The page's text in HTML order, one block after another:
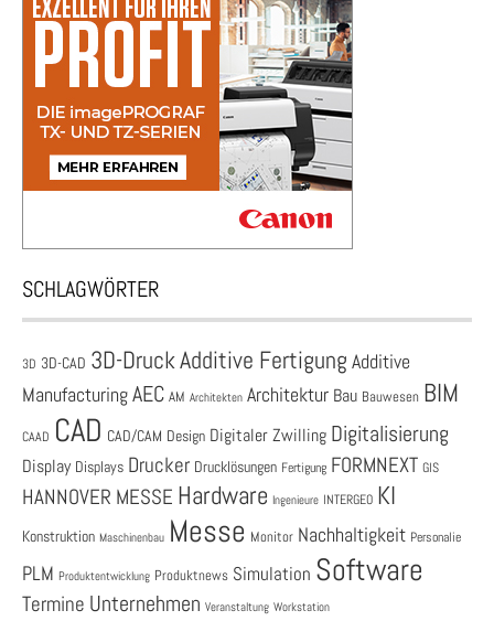
SCHLAGWÖRTER
3D 3D-CAD 3D-DruckAdditive Fertigung Additive
ManufacturingAEC AM Architekten Architektur Bau Bauwesen BIM
CAAD CAD CAD/CAM Design Digitaler Zwilling Digitalisierung
Display Displays Drucker Drucklösungen Fertigung FORMNEXT GIS
HANNOVER MESSE Hardware Ingenieure INTERGEO KI
Konstruktion Maschinenbau Messe Monitor Nachhaltigkeit Personalie
PLM Produktentwicklung Produktnews Simulation Software
Termine Unternehmen Veranstaltung Workstation